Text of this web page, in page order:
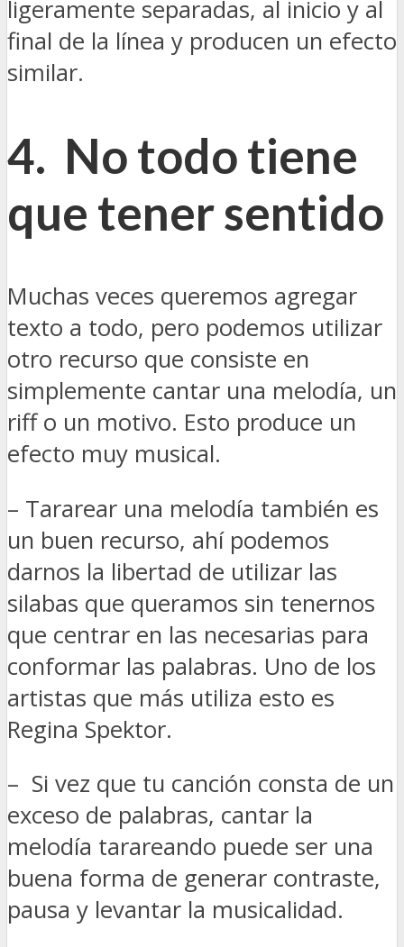
ligeramente separadas, al inicio y al
final de la línea y producen un efecto
similar.
4. No todo tiene
que tener sentido
Muchas veces queremos agregar
texto a todo, pero podemos utilizar
otro recurso que consiste en
simplemente cantar una melodía, un
riff o un motivo. Esto produce un
efecto muy musical.
– Tararear una melodía también es
un buen recurso, ahí podemos
darnos la libertad de utilizar las
silabas que queramos sin tenernos
que centrar en las necesarias para
conformar las palabras. Uno de los
artistas que más utiliza esto es
Regina Spektor.
– Si vez que tu canción consta de un
exceso de palabras, cantar la
melodía tarareando puede ser una
buena forma de generar contraste,
pausa y levantar la musicalidad.